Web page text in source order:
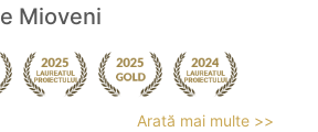
Mioveni
Arată mai multe >>